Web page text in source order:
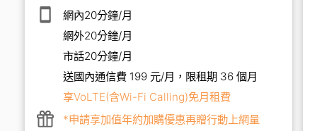
網內20分鐘/月
網外20分鐘/月
市話20分鐘/月
送國內通信費 199 元/月，限租期 36 個月
享VoLTE(含Wi-Fi Calling)免月租費
*申請享加值年約加購優惠再贈行動上網量